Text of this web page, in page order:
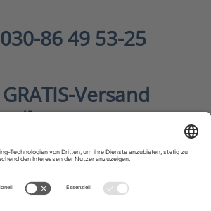
030-86 49 53-25
GRATIS-Versand
40
Sicher dank SSL